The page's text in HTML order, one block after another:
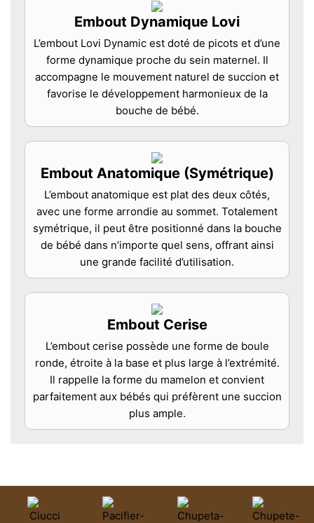
Embout Dynamique Lovi
L’embout Lovi Dynamic est doté de picots et d’une
forme dynamique proche du sein maternel. Il
accompagne le mouvement naturel de succion et
favorise le développement harmonieux de la
bouche de bébé.
Embout Anatomique (Symétrique)
L’embout anatomique est plat des deux côtés,
avec une forme arrondie au sommet. Totalement
symétrique, il peut être positionné dans la bouche
de bébé dans n’importe quel sens, offrant ainsi
une grande facilité d’utilisation.
Embout Cerise
L’embout cerise possède une forme de boule
ronde, étroite à la base et plus large à l’extrémité.
Il rappelle la forme du mamelon et convient
parfaitement aux bébés qui préfèrent une succion
plus ample.